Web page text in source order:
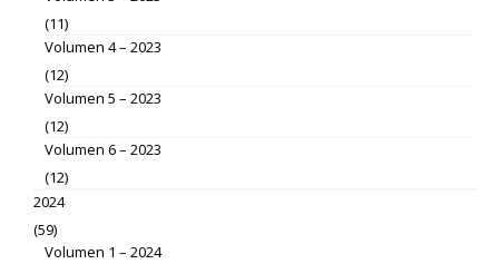
(11)
Volumen 4 – 2023
(12)
Volumen 5 – 2023
(12)
Volumen 6 – 2023
(12)
2024
(59)
Volumen 1 – 2024